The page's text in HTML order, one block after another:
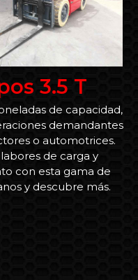
3.5 T
de capacidad,
demandantes
o automotrices.
de carga y
con esta gama de
y descubre más.